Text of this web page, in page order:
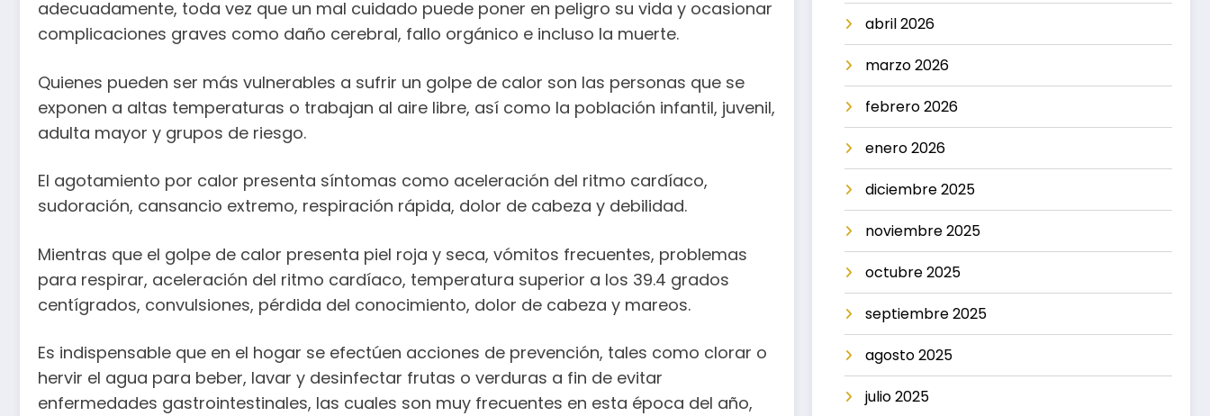
adecuadamente, toda vez que un mal cuidado puede poner en peligro su vida y ocasionar
complicaciones graves como daño cerebral, fallo orgánico e incluso la muerte.
Quienes pueden ser más vulnerables a sufrir un golpe de calor son las personas que se
exponen a altas temperaturas o trabajan al aire libre, así como la población infantil, juvenil,
adulta mayor y grupos de riesgo.
El agotamiento por calor presenta síntomas como aceleración del ritmo cardíaco,
sudoración, cansancio extremo, respiración rápida, dolor de cabeza y debilidad.
Mientras que el golpe de calor presenta piel roja y seca, vómitos frecuentes, problemas
para respirar, aceleración del ritmo cardíaco, temperatura superior a los 39.4 grados
centígrados, convulsiones, pérdida del conocimiento, dolor de cabeza y mareos.
Es indispensable que en el hogar se efectúen acciones de prevención, tales como clorar o
hervir el agua para beber, lavar y desinfectar frutas o verduras a fin de evitar
enfermedades gastrointestinales, las cuales son muy frecuentes en esta época del año,
abril 2026
marzo 2026
febrero 2026
enero 2026
diciembre 2025
noviembre 2025
octubre 2025
septiembre 2025
agosto 2025
julio 2025